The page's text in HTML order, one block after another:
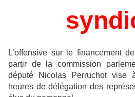
L’offensive sur le financement
partir de la commission
député Nicolas Perruchot vise
heures de délégation des